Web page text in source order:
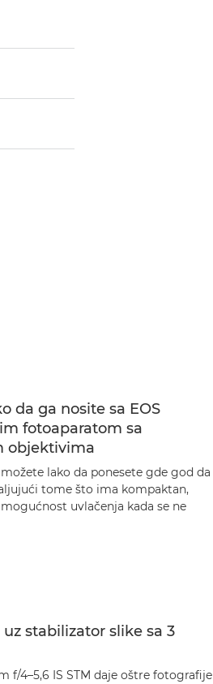
da ga nosite sa EOS
fotoaparatom sa
objektivima
lako da ponesete gde god da
tome što ima kompaktan,
uvlačenja kada se ne
stabilizator slike sa 3
f/4–5,6 IS STM daje oštre fotografije